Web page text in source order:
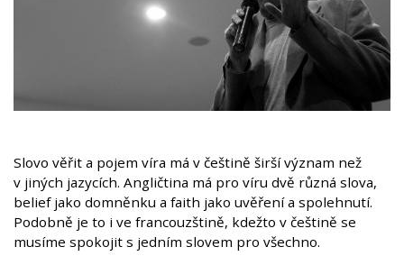
Slovo věřit a pojem víra má v češtině širší význam než
v jiných jazycích. Angličtina má pro víru dvě různá slova,
belief jako domněnku a faith jako uvěření a spolehnutí.
Podobně je to i ve francouzštině, kdežto v češtině se
musíme spokojit s jedním slovem pro všechno.